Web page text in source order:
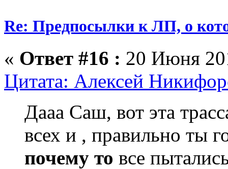
Re: Предпосылки к ЛП, о
« Ответ #16 : 20 Июня
Цитата: Алексей
Дааа Саш, вот эта
всех и , правильно ты
почему то все